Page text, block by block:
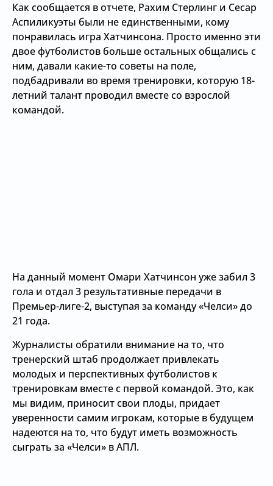
Как сообщается в отчете, Рахим Стерлинг и Сесар
Аспиликуэты были не единственными, кому
понравилась игра Хатчинсона. Просто именно эти
двое футболистов больше остальных общались с
ним, давали какие-то советы на поле,
подбадривали во время тренировки, которую 18-
летний талант проводил вместе со взрослой
командой.
На данный момент Омари Хатчинсон уже забил 3
гола и отдал 3 результативные передачи в
Премьер-лиге-2, выступая за команду «Челси» до
21 года.
Журналисты обратили внимание на то, что
тренерский штаб продолжает привлекать
молодых и перспективных футболистов к
тренировкам вместе с первой командой. Это, как
мы видим, приносит свои плоды, придает
уверенности самим игрокам, которые в будущем
надеются на то, что будут иметь возможность
сыграть за «Челси» в АПЛ.